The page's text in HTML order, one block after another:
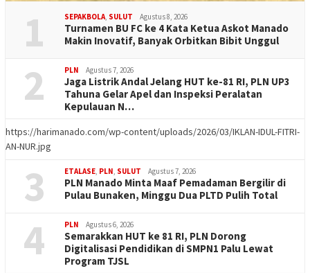
1 SEPAKBOLA, SULUT Agustus 8, 2026
Turnamen BU FC ke 4 Kata Ketua Askot Manado
Makin Inovatif, Banyak Orbitkan Bibit Unggul
2 PLN Agustus 7, 2026
Jaga Listrik Andal Jelang HUT ke-81 RI, PLN UP3
Tahuna Gelar Apel dan Inspeksi Peralatan
Kepulauan N…
https://harimanado.com/wp-content/uploads/2026/03/IKLAN-IDUL-FITRI-
AN-NUR.jpg
3 ETALASE, PLN, SULUT Agustus 7, 2026
PLN Manado Minta Maaf Pemadaman Bergilir di
Pulau Bunaken, Minggu Dua PLTD Pulih Total
4 PLN Agustus 6, 2026
Semarakkan HUT ke 81 RI, PLN Dorong
Digitalisasi Pendidikan di SMPN1 Palu Lewat
Program TJSL